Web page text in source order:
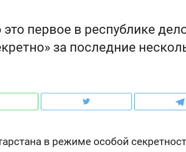
первое в республике
за последние
в режиме особой